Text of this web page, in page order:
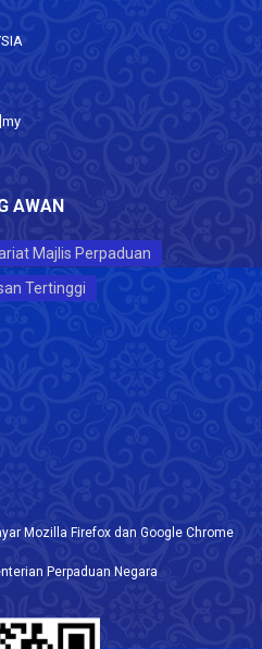
AWAN
Majlis Perpaduan
Tertinggi
Mozilla Firefox dan Google Chrome
Perpaduan Negara